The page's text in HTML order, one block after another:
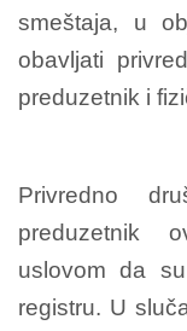
smeštaja, u
obavljati
preduzetnik i
Privredno
preduzetnik
uslovom da
registru. U